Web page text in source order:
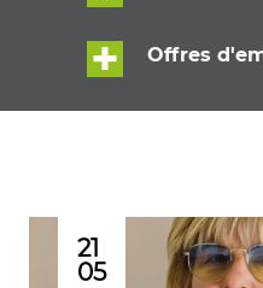
Offres
21
05